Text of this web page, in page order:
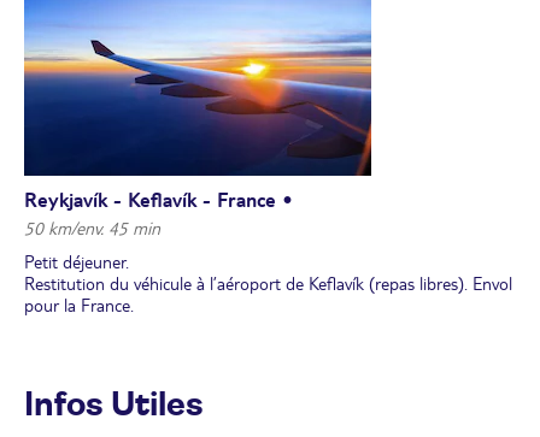
baignade conseillée dans ses eaux turquoise, chaudes (37 °C à 39
°C) et relaxantes, à partir de 166 €/adulte (à partir de 2 ans ; en
option, à réserver et à régler avant le départ).
Finissez la boucle par le site géothermique de Gunnuhver : célèbre
pour ses puissantes fumerolles et mare de boue en ébullition ; le
phare de Reykjanesviti, le plus ancien d'Islande, et la spectaculaire
Selon l'horaire de votre vol retour, nuit à Reykjavík ou dans la
région de Keflavík.
Reykjavík - Keflavík - France •
50 km/env. 45 min
Petit déjeuner.
Restitution du véhicule à l’aéroport de Keflavík (repas libres). Envol
pour la France.
Infos Utiles